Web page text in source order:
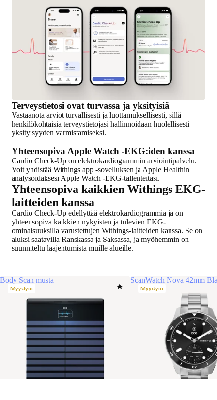
Terveystietosi ovat turvassa ja yksityisiä
Vastaanota arviot turvallisesti ja luottamuksellisesti, sillä
henkilökohtaisia terveystietojasi hallinnoidaan huolellisesti
yksityisyyden varmistamiseksi.
Yhteensopiva Apple Watch -EKG:iden kanssa
Cardio Check-Up on elektrokardiogrammin arviointipalvelu.
Voit yhdistää Withings app -sovelluksen ja Apple Healthin
analysoidaksesi Apple Watch -EKG-tallenteitasi.
Yhteensopiva kaikkien Withings EKG-
laitteiden kanssa
Cardio Check-Up edellyttää elektrokardiogrammia ja on
yhteensopiva kaikkien nykyisten ja tulevien EKG-
ominaisuuksilla varustettujen Withings-laitteiden kanssa. Se on
aluksi saatavilla Ranskassa ja Saksassa, ja myöhemmin on
suunniteltu laajentumista muille alueille.
Body Scan musta
Myydyin
ScanWatch Nova 42mm
Myydyin